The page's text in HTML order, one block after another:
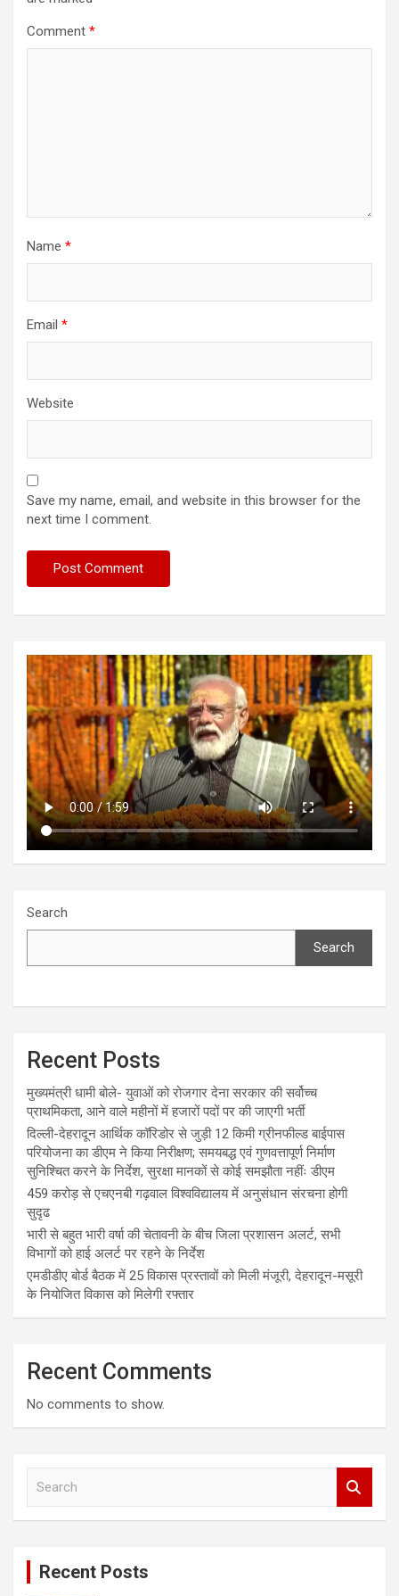
Comment *
Name *
Email *
Website
Save my name, email, and website in this browser for the
next time I comment.
Search
Search
Recent Posts
मुख्यमंत्री धामी बोले- युवाओं को रोजगार देना सरकार की सर्वोच्च
प्राथमिकता, आने वाले महीनों में हजारों पदों पर की जाएगी भर्ती
दिल्ली-देहरादून आर्थिक कॉरिडोर से जुड़ी 12 किमी ग्रीनफील्ड बाईपास
परियोजना का डीएम ने किया निरीक्षण; समयबद्ध एवं गुणवत्तापूर्ण निर्माण
सुनिश्चित करने के निर्देश, सुरक्षा मानकों से कोई समझौता नहींः डीएम
459 करोड़ से एचएनबी गढ़वाल विश्वविद्यालय में अनुसंधान संरचना होगी
सुदृढ
भारी से बहुत भारी वर्षा की चेतावनी के बीच जिला प्रशासन अलर्ट, सभी
विभागों को हाई अलर्ट पर रहने के निर्देश
एमडीडीए बोर्ड बैठक में 25 विकास प्रस्तावों को मिली मंजूरी, देहरादून-मसूरी
के नियोजित विकास को मिलेगी रफ्तार
Recent Comments
No comments to show.
Recent Posts